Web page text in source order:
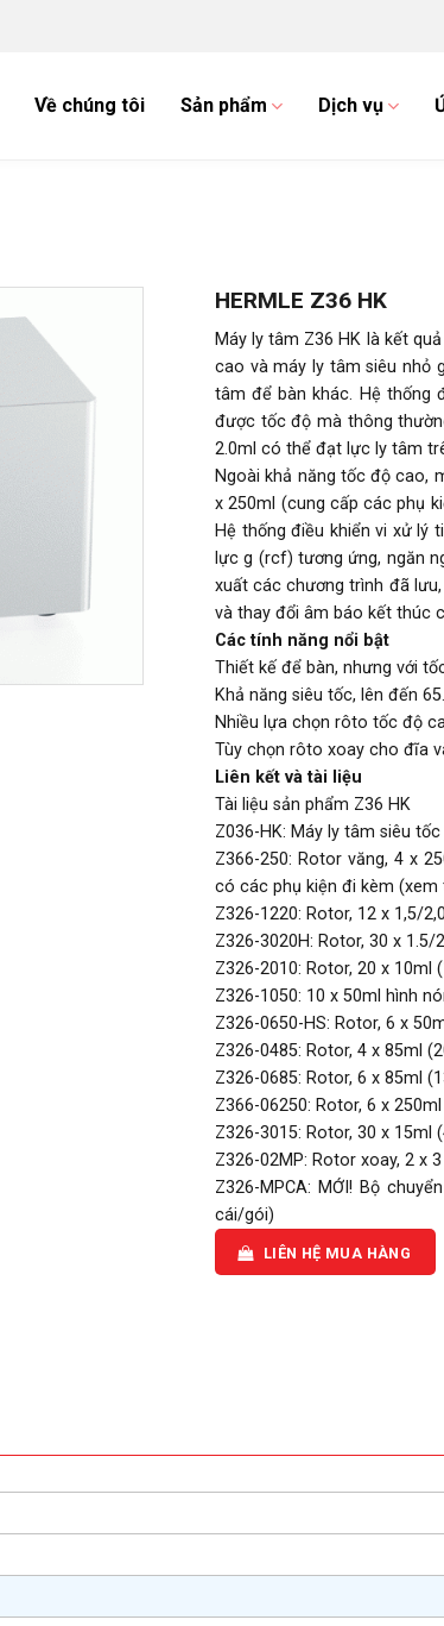
Về chúng tôi Sản phẩm Dịch vụ
HERMLE Z36 HK
Máy ly tâm Z36 HK là kết
cao và máy ly tâm siêu nhỏ
tâm để bàn khác. Hệ thống
được tốc độ mà thông
2.0ml có thể đạt lực ly tâm
Ngoài khả năng tốc độ cao,
x 250ml (cung cấp các phụ
Hệ thống điều khiển vi xử lý
lực g (rcf) tương ứng, ngăn
xuất các chương trình đã
và thay đổi âm báo kết thúc
Các tính năng nổi bật
Thiết kế để bàn, nhưng với
Khả năng siêu tốc, lên đến
Nhiều lựa chọn rôto tốc độ
Tùy chọn rôto xoay cho đĩa
Liên kết và tài liệu
Tài liệu sản phẩm Z36 HK
Z036-HK: Máy ly tâm siêu
Z366-250: Rotor văng, 4 x
có các phụ kiện đi kèm (xem
Z326-1220: Rotor, 12 x 1,5/
Z326-3020H: Rotor, 30 x
Z326-2010: Rotor, 20 x 10ml
Z326-1050: 10 x 50ml hình
Z326-0650-HS: Rotor, 6 x
Z326-0485: Rotor, 4 x 85ml
Z326-0685: Rotor, 6 x 85ml
Z366-06250: Rotor, 6 x
Z326-3015: Rotor, 30 x 15ml
Z326-02MP: Rotor xoay, 2 x
Z326-MPCA: MỚI! Bộ
cái/gói)
LIÊN HỆ MUA HÀNG